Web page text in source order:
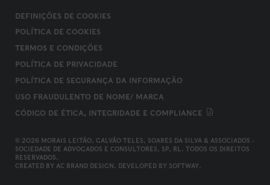
DEFINIÇÕES DE COOKIES
POLÍTICA DE COOKIES
TERMOS E CONDIÇÕES
POLÍTICA DE PRIVACIDADE
POLÍTICA DE SEGURANÇA DA INFORMAÇÃO
USO FRAUDULENTO DE NOME/ MARCA
CÓDIGO DE ÉTICA, INTEGRIDADE E COMPLIANCE
© 2026 MORAIS LEITÃO, GALVÃO TELES, SOARES DA SILVA & ASSOCIADOS -
SOCIEDADE DE ADVOGADOS E CONSULTORES, SP, RL. TODOS OS DIREITOS
RESERVADOS.
CREATED BY AC BRAND DESIGN. DEVELOPED BY SOFTWAY.